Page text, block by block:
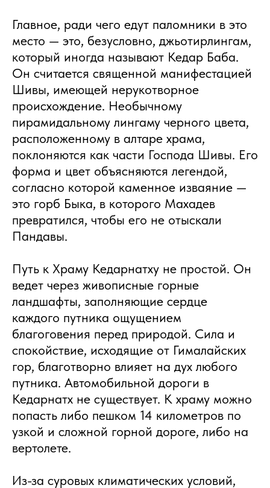
Главное, ради чего едут паломники в это
место — это, безусловно, джьотирлингам,
который иногда называют Кедар Баба.
Он считается священной манифестацией
Шивы, имеющей нерукотворное
происхождение. Необычному
пирамидальному лингаму черного цвета,
расположенному в алтаре храма,
поклоняются как части Господа Шивы. Его
форма и цвет объясняются легендой,
согласно которой каменное изваяние —
это горб Быка, в которого Махадев
превратился, чтобы его не отыскали
Пандавы.
Путь к Храму Кедарнатху не простой. Он
ведет через живописные горные
ландшафты, заполняющие сердце
каждого путника ощущением
благоговения перед природой. Сила и
спокойствие, исходящие от Гималайских
гор, благотворно влияет на дух любого
путника. Автомобильной дороги в
Кедарнатх не существует. К храму можно
попасть либо пешком 14 километров по
узкой и сложной горной дороге, либо на
вертолете.
Из-за суровых климатических условий,